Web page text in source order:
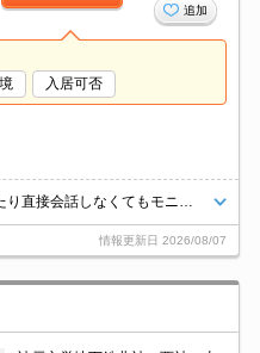
追加
入居可否
情報更新日 2026/08/07